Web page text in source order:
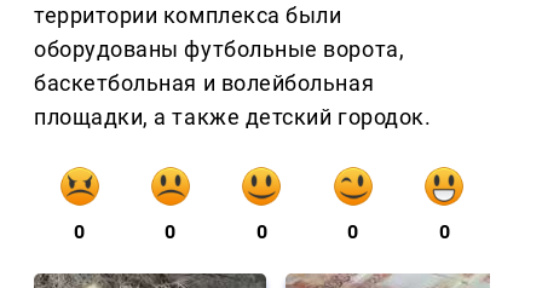
территории комплекса были
оборудованы футбольные ворота,
баскетбольная и волейбольная
площадки, а также детский городок.
0 0 0 0 0